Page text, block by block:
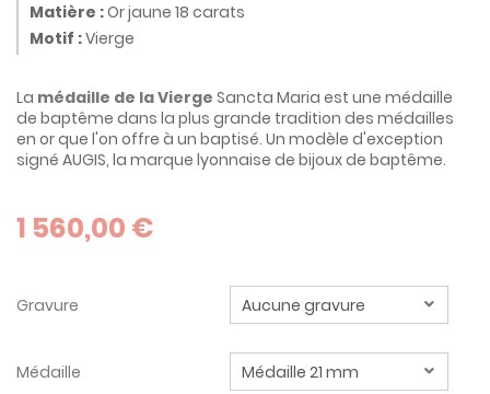
Matière :Or jaune 18 carats
Motif :Vierge
La médaille de la Vierge Sancta Maria est une médaille
de baptême dans la plus grande tradition des médailles
en or que l'on offre à un baptisé. Un modèle d'exception
signé AUGIS, la marque lyonnaise de bijoux de baptême.
1 560,00 €
Gravure
Médaille